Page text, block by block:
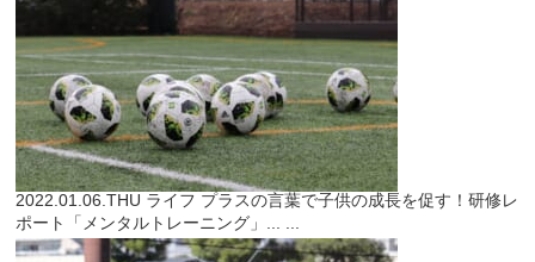
2022.01.06.THU ライフ プラスの言葉で子供の成長を促す！研修レ
ポート「メンタルトレーニング」... ...